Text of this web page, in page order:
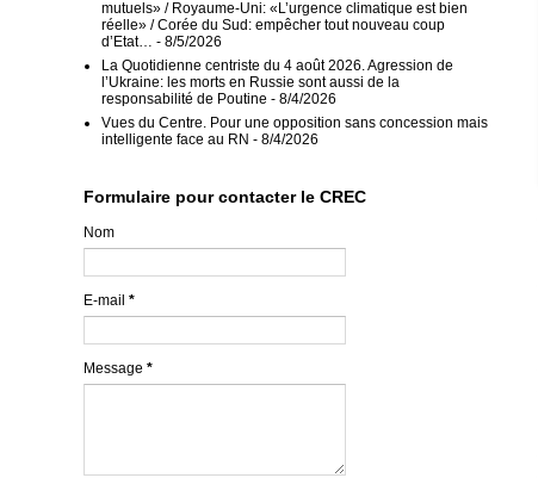
mutuels» / Royaume-Uni: «L’urgence climatique est bien
réelle» / Corée du Sud: empêcher tout nouveau coup
d’Etat…
- 8/5/2026
La Quotidienne centriste du 4 août 2026. Agression de
l’Ukraine: les morts en Russie sont aussi de la
responsabilité de Poutine - 8/4/2026
Vues du Centre. Pour une opposition sans concession mais
intelligente face au RN - 8/4/2026
Formulaire pour contacter le CREC
Nom
E-mail *
Message *